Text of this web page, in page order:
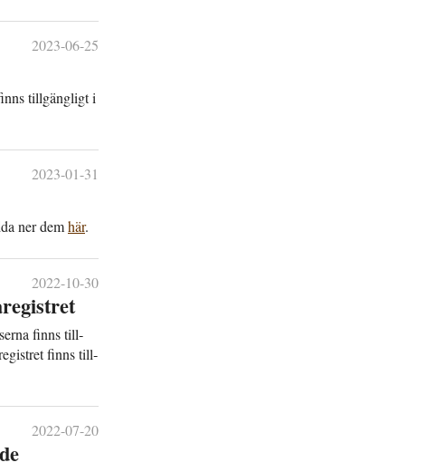
2023-06-25
till­gängligt i
2023-01-31
ner demhär.
2022-10-30
finns till­
finns till­
2022-07-20